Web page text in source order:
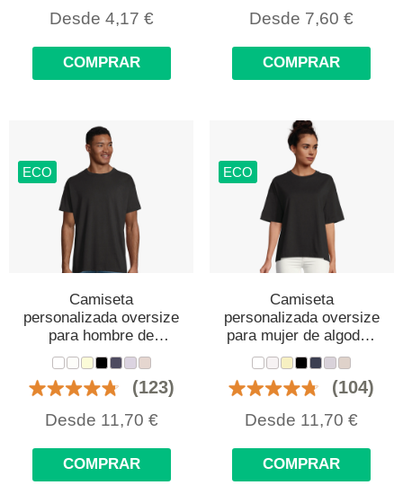
Desde 4,17 €
COMPRAR
Desde 7,60 €
COMPRAR
ECO
Camiseta
personalizada oversize
para hombre de
algodón orgánico
(123)
Desde 11,70 €
COMPRAR
ECO
Camiseta
personalizada oversize
para mujer de algodón
orgánico
(104)
Desde 11,70 €
COMPRAR